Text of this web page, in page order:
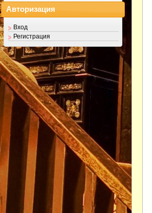
Авторизация
Вход
Регистрация